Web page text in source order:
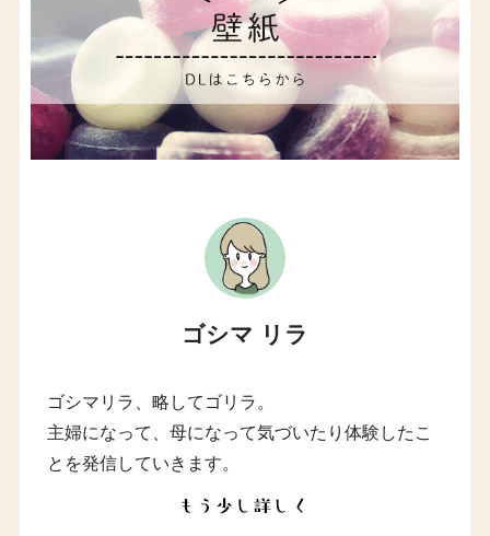
ゴシマ リラ
ゴシマリラ、略してゴリラ。
主婦になって、母になって気づいたり体験したこ
とを発信していきます。